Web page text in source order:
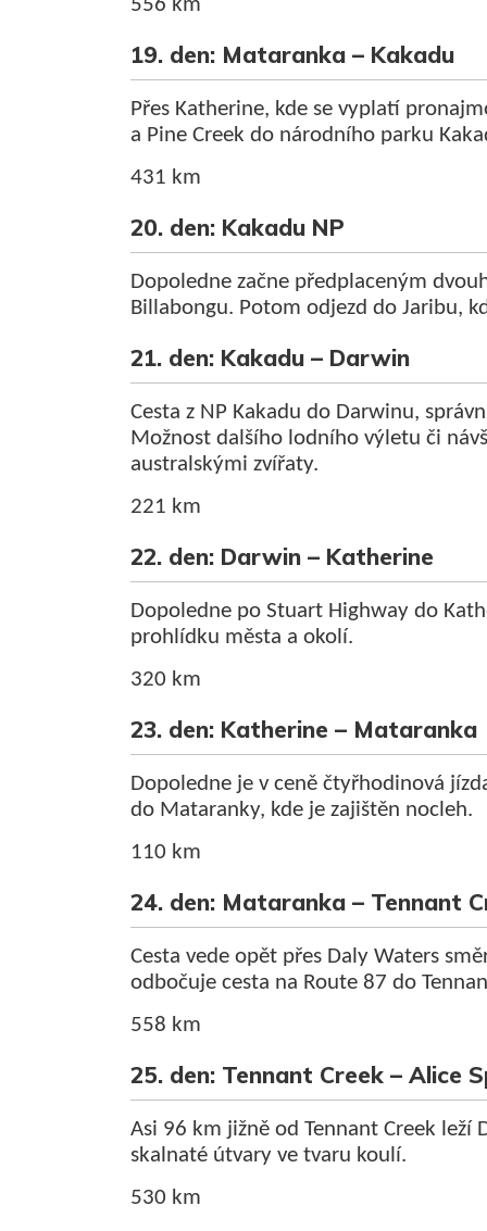
556 km
19. den: Mataranka – Kakadu
Přes Katherine, kde se vyplatí
a Pine Creek do národního parku
431 km
20. den: Kakadu NP
Dopoledne začne předplaceným
Billabongu. Potom odjezd do Jaribu,
21. den: Kakadu – Darwin
Cesta z NP Kakadu do Darwinu,
Možnost dalšího lodního výletu či
australskými zvířaty.
221 km
22. den: Darwin – Katherine
Dopoledne po Stuart Highway do
prohlídku města a okolí.
320 km
23. den: Katherine – Mataranka
Dopoledne je v ceně čtyřhodinová
do Mataranky, kde je zajištěn nocleh.
110 km
24. den: Mataranka – Tennant
Cesta vede opět přes Daly Waters
odbočuje cesta na Route 87 do
558 km
25. den: Tennant Creek – Alice
Asi 96 km jižně od Tennant Creek leží
skalnaté útvary ve tvaru koulí.
530 km